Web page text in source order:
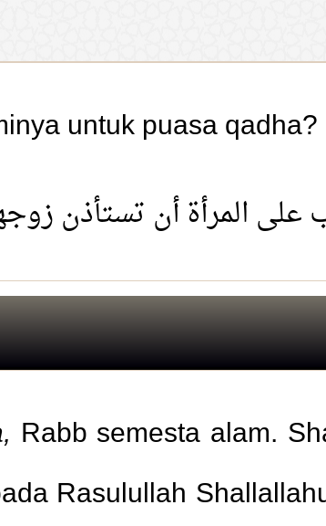
untuk puasa qadha?
المرأة أن تستأذن
Rabb semesta alam.
Rasulullah